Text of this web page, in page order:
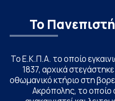
Το
Το Ε.Κ.Π.Α. το οποίο
1837, αρχικά
οθωμανικό κτήριο στη
Ακρόπολης, το οποίο